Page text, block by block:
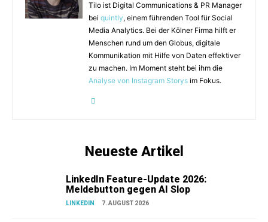
Tilo ist Digital Communications & PR Manager
bei quintly, einem führenden Tool für Social
Media Analytics. Bei der Kölner Firma hilft er
Menschen rund um den Globus, digitale
Kommunikation mit Hilfe von Daten effektiver
zu machen. Im Moment steht bei ihm die
Analyse von Instagram Storys im Fokus.
Neueste Artikel
LinkedIn Feature-Update 2026:
Meldebutton gegen AI Slop
LINKEDIN 7. AUGUST 2026